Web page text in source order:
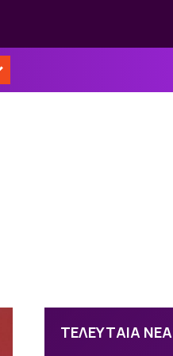
ΤΕΛΕΥΤΑΙΑ ΝΕΑ